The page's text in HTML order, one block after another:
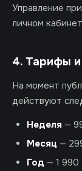
Управление
личном
4. Тарифы
На момент
действуют
Неделя —
Месяц —
Год — 1 990